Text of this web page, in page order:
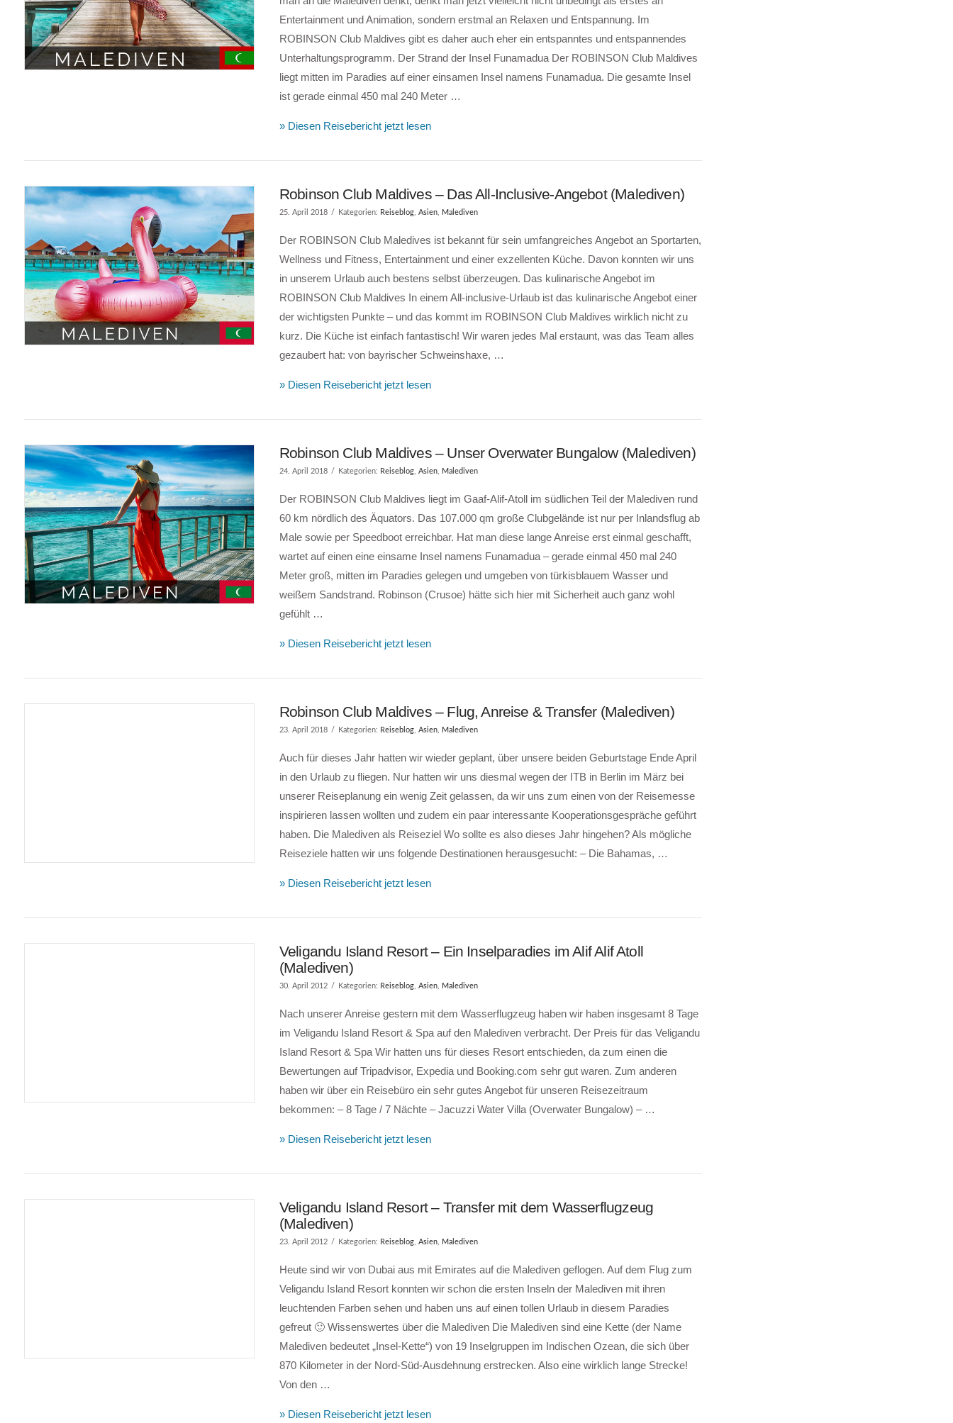
VIEW POST
VIEW POST
Entertainment und Animation, sondern erstmal an Relaxen und Entspannung. Im
ROBINSON Club Maldives gibt es daher auch eher ein entspanntes und entspannendes
Unterhaltungsprogramm. Der Strand der Insel Funamadua Der ROBINSON Club Maldives
liegt mitten im Paradies auf einer einsamen Insel namens Funamadua. Die gesamte Insel
ist gerade einmal 450 mal 240 Meter …
» Diesen Reisebericht jetzt lesen
VIEW POST
Robinson Club Maldives – Das All-Inclusive-Angebot (Malediven)
25. April 2018 Kategorien: Reiseblog, Asien, Malediven
Der ROBINSON Club Maledives ist bekannt für sein umfangreiches Angebot an Sportarten,
Wellness und Fitness, Entertainment und einer exzellenten Küche. Davon konnten wir uns
in unserem Urlaub auch bestens selbst überzeugen. Das kulinarische Angebot im
ROBINSON Club Maldives In einem All-inclusive-Urlaub ist das kulinarische Angebot einer
der wichtigsten Punkte – und das kommt im ROBINSON Club Maldives wirklich nicht zu
kurz. Die Küche ist einfach fantastisch! Wir waren jedes Mal erstaunt, was das Team alles
gezaubert hat: von bayrischer Schweinshaxe, …
» Diesen Reisebericht jetzt lesen
Robinson Club Maldives – Unser Overwater Bungalow (Malediven)
24. April 2018 Kategorien: Reiseblog, Asien, Malediven
Der ROBINSON Club Maldives liegt im Gaaf-Alif-Atoll im südlichen Teil der Malediven rund
60 km nördlich des Äquators. Das 107.000 qm große Clubgelände ist nur per Inlandsflug ab
Male sowie per Speedboot erreichbar. Hat man diese lange Anreise erst einmal geschafft,
wartet auf einen eine einsame Insel namens Funamadua – gerade einmal 450 mal 240
Meter groß, mitten im Paradies gelegen und umgeben von türkisblauem Wasser und
weißem Sandstrand. Robinson (Crusoe) hätte sich hier mit Sicherheit auch ganz wohl
gefühlt …
» Diesen Reisebericht jetzt lesen
Robinson Club Maldives – Flug, Anreise & Transfer (Malediven)
23. April 2018 Kategorien: Reiseblog, Asien, Malediven
Auch für dieses Jahr hatten wir wieder geplant, über unsere beiden Geburtstage Ende April
in den Urlaub zu fliegen. Nur hatten wir uns diesmal wegen der ITB in Berlin im März bei
unserer Reiseplanung ein wenig Zeit gelassen, da wir uns zum einen von der Reisemesse
inspirieren lassen wollten und zudem ein paar interessante Kooperationsgespräche geführt
haben. Die Malediven als Reiseziel Wo sollte es also dieses Jahr hingehen? Als mögliche
Reiseziele hatten wir uns folgende Destinationen herausgesucht: – Die Bahamas, …
» Diesen Reisebericht jetzt lesen
Veligandu Island Resort – Ein Inselparadies im Alif Alif Atoll
(Malediven)
30. April 2012 Kategorien: Reiseblog, Asien, Malediven
Nach unserer Anreise gestern mit dem Wasserflugzeug haben wir haben insgesamt 8 Tage
im Veligandu Island Resort & Spa auf den Malediven verbracht. Der Preis für das Veligandu
Island Resort & Spa Wir hatten uns für dieses Resort entschieden, da zum einen die
Bewertungen auf Tripadvisor, Expedia und Booking.com sehr gut waren. Zum anderen
haben wir über ein Reisebüro ein sehr gutes Angebot für unseren Reisezeitraum
bekommen: – 8 Tage / 7 Nächte – Jacuzzi Water Villa (Overwater Bungalow) – …
» Diesen Reisebericht jetzt lesen
Veligandu Island Resort – Transfer mit dem Wasserflugzeug
(Malediven)
23. April 2012 Kategorien: Reiseblog, Asien, Malediven
Heute sind wir von Dubai aus mit Emirates auf die Malediven geflogen. Auf dem Flug zum
Veligandu Island Resort konnten wir schon die ersten Inseln der Malediven mit ihren
leuchtenden Farben sehen und haben uns auf einen tollen Urlaub in diesem Paradies
gefreut 🙂 Wissenswertes über die Malediven Die Malediven sind eine Kette (der Name
Malediven bedeutet „Insel-Kette“) von 19 Inselgruppen im Indischen Ozean, die sich über
870 Kilometer in der Nord-Süd-Ausdehnung erstrecken. Also eine wirklich lange Strecke!
Von den …
» Diesen Reisebericht jetzt lesen